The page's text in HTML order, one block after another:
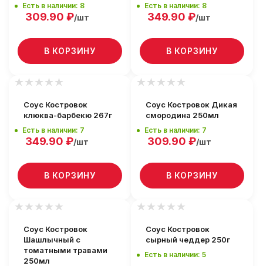
Есть в наличии: 8
309.90 ₽/шт
В КОРЗИНУ
Есть в наличии: 8
349.90 ₽/шт
В КОРЗИНУ
Соус Костровок
клюква-барбекю 267г
Есть в наличии: 7
349.90 ₽/шт
В КОРЗИНУ
Соус Костровок Дикая
смородина 250мл
Есть в наличии: 7
309.90 ₽/шт
В КОРЗИНУ
Соус Костровок
Шашлычный с
томатными травами
250мл
Соус Костровок
сырный чеддер 250г
Есть в наличии: 5